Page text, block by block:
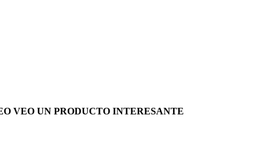
VEO UN PRODUCTO INTERESANTE